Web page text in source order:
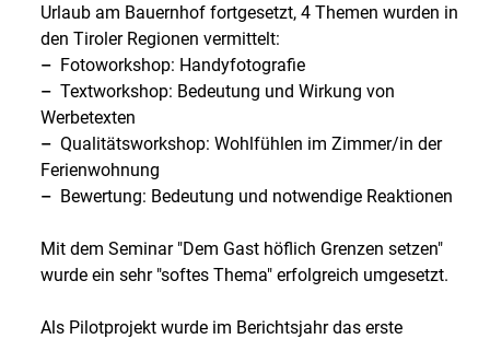
Urlaub am Bauernhof fortgesetzt, 4 Themen wurden in
den Tiroler Regionen vermittelt:
– Fotoworkshop: Handyfotografie
– Textworkshop: Bedeutung und Wirkung von
Werbetexten
– Qualitätsworkshop: Wohlfühlen im Zimmer/in der
Ferienwohnung
– Bewertung: Bedeutung und notwendige Reaktionen
Mit dem Seminar "Dem Gast höflich Grenzen setzen"
wurde ein sehr "softes Thema" erfolgreich umgesetzt.
Als Pilotprojekt wurde im Berichtsjahr das erste